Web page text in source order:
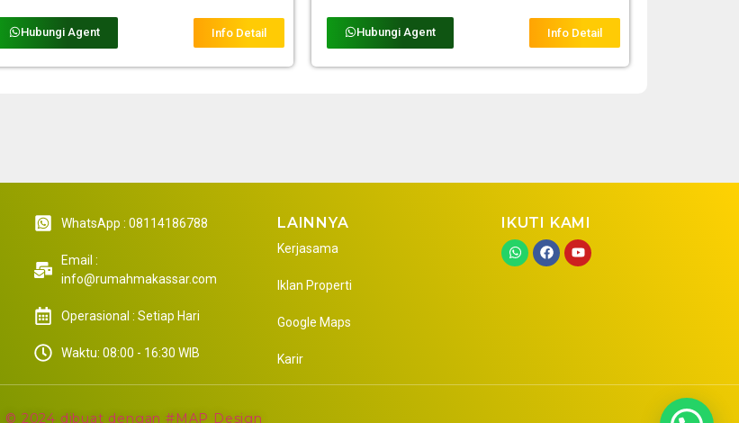
Hubungi Agent Info Detail Hubungi Agent Info Detail
WhatsApp : 08114186788
Email :
info@rumahmakassar.com
Operasional : Setiap Hari
Waktu: 08:00 - 16:30 WIB
LAINNYA
Kerjasama
Iklan Properti
Google Maps
Karir
IKUTI KAMI
© 2024 dibuat dengan #MAP Design